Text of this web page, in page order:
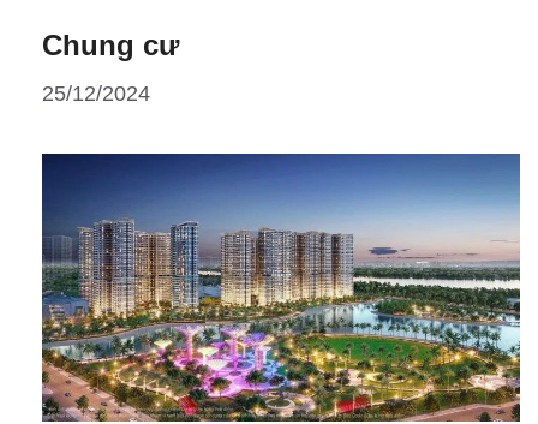
Chung cư
25/12/2024